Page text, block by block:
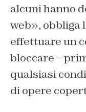
alcuni hanno
web», obbliga
effettuare un
bloccare –
qualsiasi
di opere